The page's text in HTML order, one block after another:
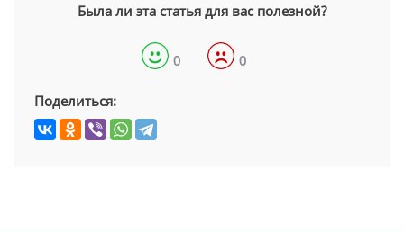
Была ли эта статья для вас полезной?
0 0
Поделиться: